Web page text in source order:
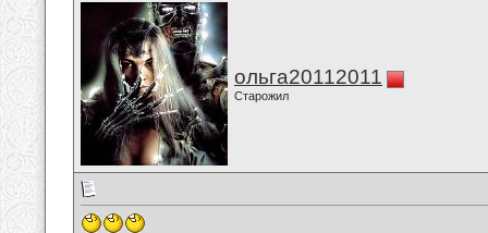
ольга20112011
Старожил